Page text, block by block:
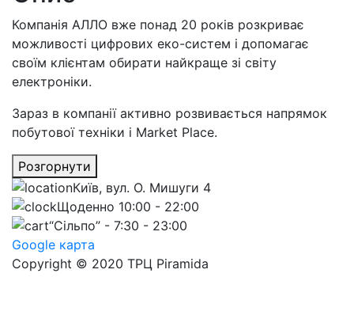
Компанія АЛЛО вже понад 20 років розкриває
можливості цифрових еко-систем і допомагає
своїм клієнтам обирати найкраще зі світу
електроніки.
Зараз в компанії активно розвивається напрямок
побутової техніки і Market Place.
Розгорнути
Київ, вул. О. Мишуги 4
Щоденно 10:00 - 22:00
“Сільпо” - 7:30 - 23:00
Google карта
Copyright © 2020 ТРЦ Piramida